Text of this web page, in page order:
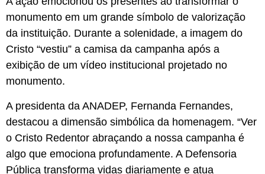
monumento em um grande símbolo de valorização
da instituição. Durante a solenidade, a imagem do
Cristo “vestiu” a camisa da campanha após a
exibição de um vídeo institucional projetado no
monumento.
A presidenta da ANADEP, Fernanda Fernandes,
destacou a dimensão simbólica da homenagem. “Ver
o Cristo Redentor abraçando a nossa campanha é
algo que emociona profundamente. A Defensoria
Pública transforma vidas diariamente e atua